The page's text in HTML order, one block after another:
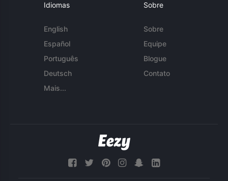
Idiomas
English
Español
Português
Deutsch
Mais...
Sobre
Sobre
Equipe
Blogue
Contato